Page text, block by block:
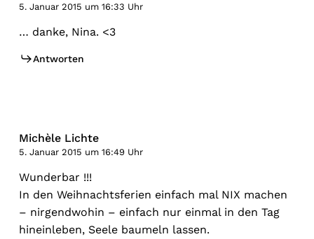
5. Januar 2015 um 16:33 Uhr
… danke, Nina. <3
Antworten
Michèle Lichte
5. Januar 2015 um 16:49 Uhr
Wunderbar !!!
In den Weihnachtsferien einfach mal NIX machen
– nirgendwohin – einfach nur einmal in den Tag
hineinleben, Seele baumeln lassen.